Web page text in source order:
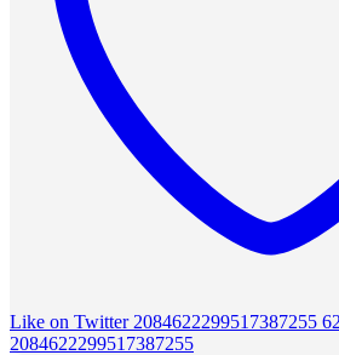
Like on Twitter 2084622299517387255
2084622299517387255